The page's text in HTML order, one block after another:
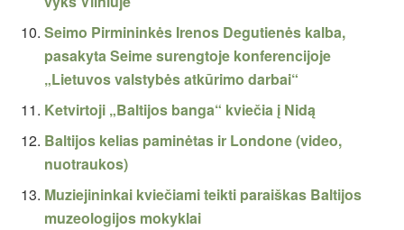
Seimo Pirmininkės Irenos Degutienės kalba,
pasakyta Seime surengtoje konferencijoje
„Lietuvos valstybės atkūrimo darbai“
Ketvirtoji „Baltijos banga“ kviečia į Nidą
Baltijos kelias paminėtas ir Londone (video,
nuotraukos)
Muziejininkai kviečiami teikti paraiškas Baltijos
muzeologijos mokyklai